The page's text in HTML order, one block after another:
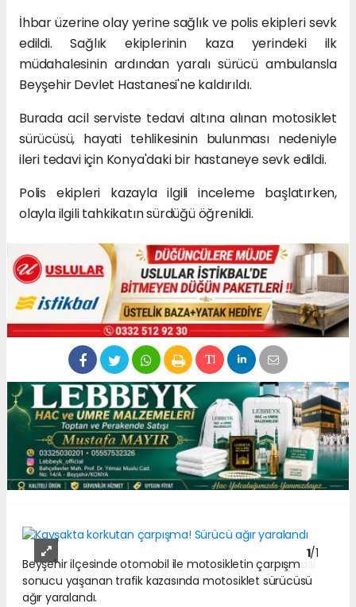
İhbar üzerine olay yerine sağlık ve polis ekipleri sevk
edildi. Sağlık ekiplerinin kaza yerindeki ilk
müdahalesinin ardından yaralı sürücü ambulansla
Beyşehir Devlet Hastanesi'ne kaldırıldı.
Burada acil serviste tedavi altına alınan motosiklet
sürücüsü, hayati tehlikesinin bulunması nedeniyle
ileri tedavi için Konya'daki bir hastaneye sevk edildi.
Polis ekipleri kazayla ilgili inceleme başlatırken,
olayla ilgili tahkikatın sürdüğü öğrenildi.
1/1
Beyşehir ilçesinde otomobil ile motosikletin çarpışması
sonucu yaşanan trafik kazasında motosiklet sürücüsü
ağır yaralandı.